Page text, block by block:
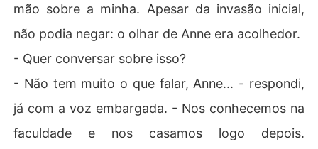
mão sobre a minha. Apesar da invasão inicial,
não podia negar: o olhar de Anne era acolhedor.
- Quer conversar sobre isso?
- Não tem muito o que falar, Anne... - respondi,
já com a voz embargada. - Nos conhecemos na
faculdade e nos casamos logo depois.